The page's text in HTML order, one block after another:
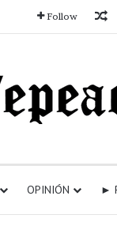
Follow
OPINIÓN ►